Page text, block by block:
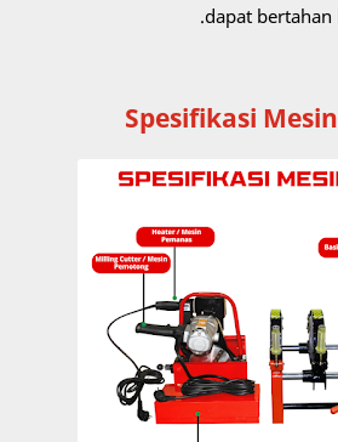
dapat bertahan
Spesifikasi